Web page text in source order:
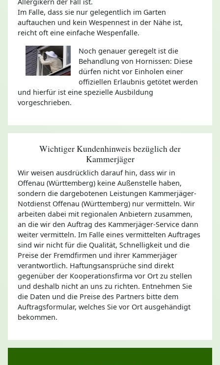
Im Falle, dass sie nur gelegentlich im Garten
auftauchen und kein Wespennest in der Nähe ist,
reicht oft eine einfache Wespenfalle.
Noch genauer geregelt ist die
Behandlung von Hornissen: Diese
dürfen nicht vor Einholen einer
offiziellen Erlaubnis getötet werden
und hierfür ist eine spezielle Ausbildung
vorgeschrieben.
Wichtiger Kundenhinweis bezüglich der
Kammerjäger
Wir weisen ausdrücklich darauf hin, dass wir in
Offenau (Württemberg) keine Außenstelle haben,
sondern die dargebotenen Leistungen Kammerjäger-
Notdienst Offenau (Württemberg) nur vermitteln. Wir
arbeiten dabei mit regionalen Anbietern zusammen,
an die wir den Auftrag des Kammerjäger-Service dann
weiter vermitteln. Im Falle eines vermittelten Auftrages
sind wir nicht für die Qualität, Schnelligkeit und die
Preise der Fremdfirmen und ihrer Kammerjäger
verantwortlich. Haftungsansprüche sind direkt
gegenüber der Kooperationsfirma vor Ort zu stellen
und deshalb nicht an uns zu richten. Entnehmen Sie
die Daten und die Preise des Partners bitte dem
Auftragsformular, welches Sie vor Ort ausgehändigt
bekommen.